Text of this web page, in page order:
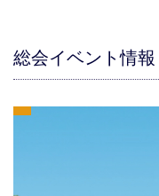
総会イベント情報